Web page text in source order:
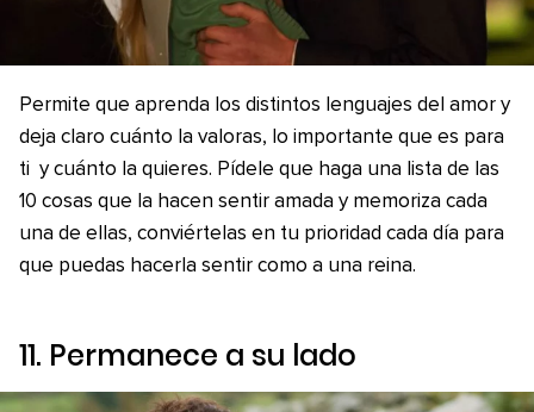
Permite que aprenda los distintos lenguajes del amor y
deja claro cuánto la valoras, lo importante que es para
ti y cuánto la quieres. Pídele que haga una lista de las
10 cosas que la hacen sentir amada y memoriza cada
una de ellas, conviértelas en tu prioridad cada día para
que puedas hacerla sentir como a una reina.
11. Permanece a su lado